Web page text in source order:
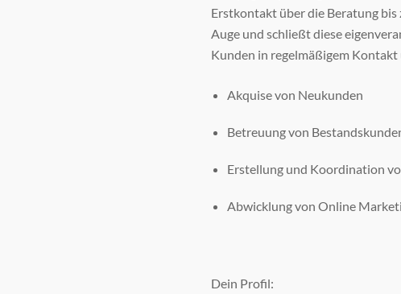
Erstkontakt über die Beratung
Auge und schließt diese
Kunden in regelmäßigem
Akquise von Neukunden
Betreuung von
Erstellung und Koordination
Abwicklung von Online
Dein Profil: